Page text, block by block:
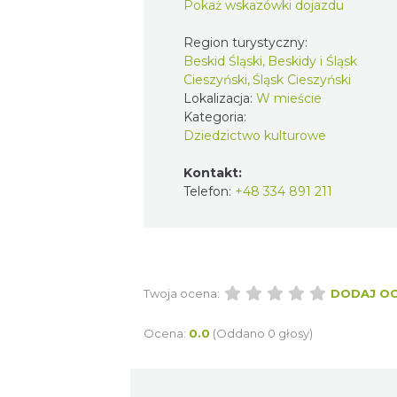
Pokaż wskazówki dojazdu
Region turystyczny:
Beskid Śląski, Beskidy i Śląsk
Cieszyński, Śląsk Cieszyński
Lokalizacja: W mieście
Kategoria:
Dziedzictwo kulturowe
Kontakt:
Telefon: +48 334 891 211
Twoja ocena: DODAJ
Ocena: 0.0 (Oddano 0 głosy)